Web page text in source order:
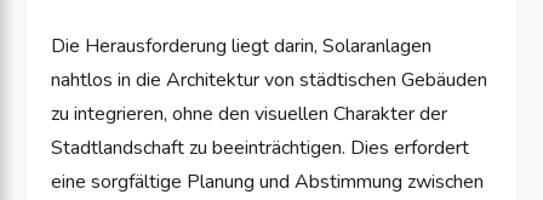
Die Herausforderung liegt darin, Solaranlagen
nahtlos in die Architektur von städtischen Gebäuden
zu integrieren, ohne den visuellen Charakter der
Stadtlandschaft zu beeinträchtigen. Dies erfordert
eine sorgfältige Planung und Abstimmung zwischen